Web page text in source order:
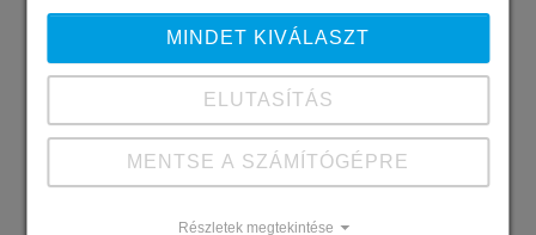
MINDET KIVÁLASZT
ELUTASÍTÁS
MENTSE A SZÁMÍTÓGÉPRE
Részletek megtekintése